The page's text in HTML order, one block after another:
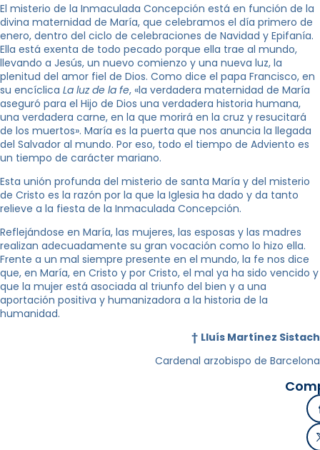
El misterio de la Inmaculada Concepción está en función de la
divina maternidad de María, que celebramos el día primero de
enero, dentro del ciclo de celebraciones de Navidad y Epifanía.
Ella está exenta de todo pecado porque ella trae al mundo,
llevando a Jesús, un nuevo comienzo y una nueva luz, la
plenitud del amor fiel de Dios. Como dice el papa Francisco, en
su encíclica La luz de la fe, «la verdadera maternidad de María
aseguró para el Hijo de Dios una verdadera historia humana,
una verdadera carne, en la que morirá en la cruz y resucitará
de los muertos». María es la puerta que nos anuncia la llegada
del Salvador al mundo. Por eso, todo el tiempo de Adviento es
un tiempo de carácter mariano.
Esta unión profunda del misterio de santa María y del misterio
de Cristo es la razón por la que la Iglesia ha dado y da tanto
relieve a la fiesta de la Inmaculada Concepción.
Reflejándose en María, las mujeres, las esposas y las madres
realizan adecuadamente su gran vocación como lo hizo ella.
Frente a un mal siempre presente en el mundo, la fe nos dice
que, en María, en Cristo y por Cristo, el mal ya ha sido vencido y
que la mujer está asociada al triunfo del bien y a una
aportación positiva y humanizadora a la historia de la
humanidad.
† Lluís Martínez Sistach
Cardenal arzobispo de Barcelona